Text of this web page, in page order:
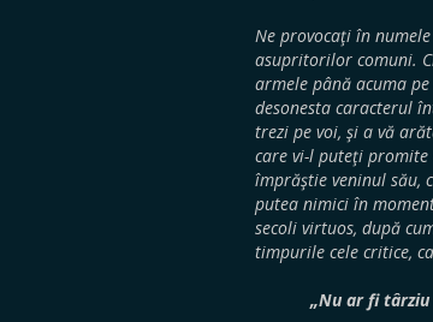
Ne provocaţi în
asupritorilor comuni.
armele până acuma
desonesta caracterul
trezi pe voi, şi a vă
care vi-l puteţi promite
împrăştie veninul său,
putea nimici în
secoli virtuos, după
timpurile cele critice,
„Nu ar fi